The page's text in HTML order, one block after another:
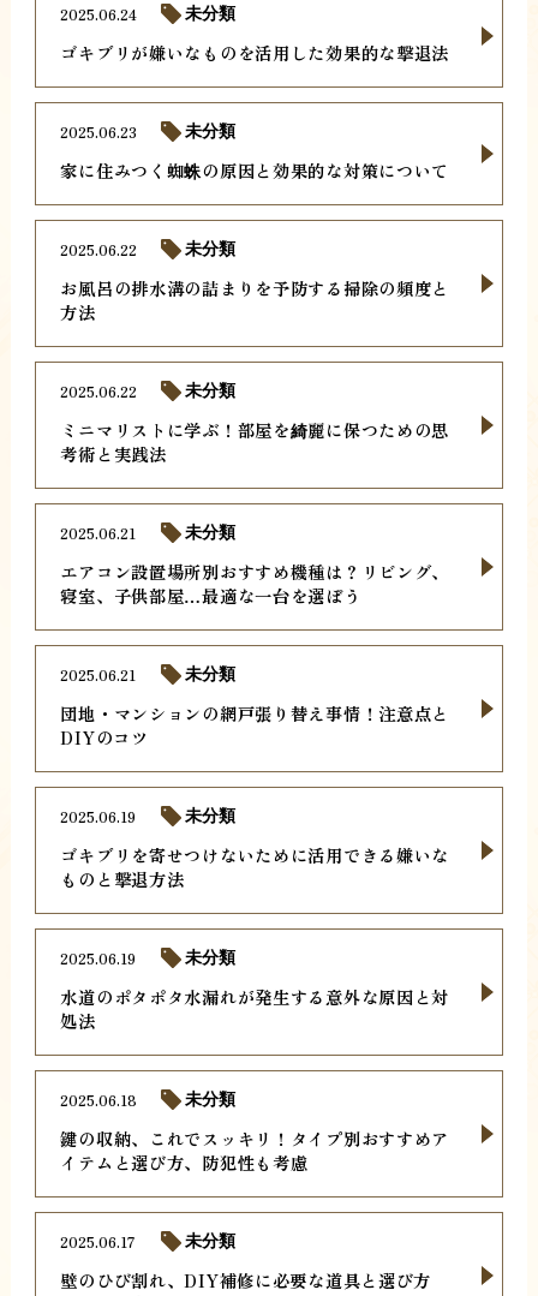
ゴキブリが嫌いなものを活用した効果的な撃退法
2025.06.24 未分類
家に住みつく蜘蛛の原因と効果的な対策について
2025.06.23 未分類
お風呂の排水溝の詰まりを予防する掃除の頻度と
方法
2025.06.22 未分類
ミニマリストに学ぶ！部屋を綺麗に保つための思
考術と実践法
2025.06.22 未分類
エアコン設置場所別おすすめ機種は？リビング、
寝室、子供部屋…最適な一台を選ぼう
2025.06.21 未分類
団地・マンションの網戸張り替え事情！注意点と
DIYのコツ
2025.06.21 未分類
ゴキブリを寄せつけないために活用できる嫌いな
ものと撃退方法
2025.06.19 未分類
水道のポタポタ水漏れが発生する意外な原因と対
処法
2025.06.19 未分類
鍵の収納、これでスッキリ！タイプ別おすすめア
イテムと選び方、防犯性も考慮
2025.06.18 未分類
壁のひび割れ、DIY補修に必要な道具と選び方
2025.06.17 未分類